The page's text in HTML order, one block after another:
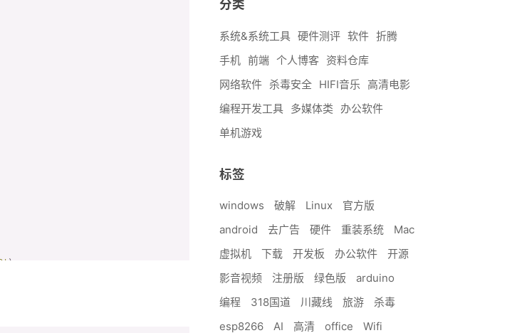
)
分类
系统&系统工具 硬件测评 软件 折腾
手机 前端 个人博客 资料仓库
网络软件 杀毒安全 HIFI音乐
高清电影
编程开发工具 多媒体类
办公软件
单机游戏
标签
windows 破解 Linux
官方版
android
去广告 硬件 重装系统
Mac
虚拟机
下载 开发板 办公软件
开源
影音视频
注册版 绿色版
arduino
编程
318国道 川藏线 旅游
杀毒
esp8266
AI 高清 office
Wifi